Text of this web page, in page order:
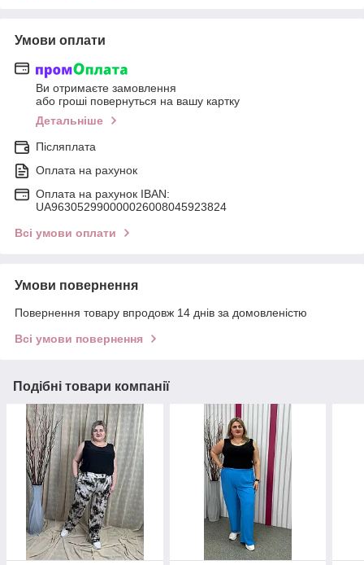
Умови оплати
Ви отримаєте замовлення
або гроші повернуться на вашу картку
Детальніше
Післяплата
Оплата на рахунок
Оплата на рахунок IBAN:
UA963052990000026008045923824
Всі умови оплати
Умови повернення
Повернення товару впродовж 14 днів за домовленістю
Всі умови повернення
Подібні товари компанії